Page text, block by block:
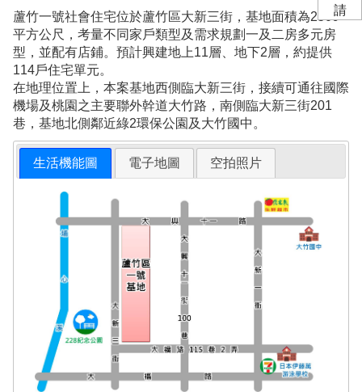
蘆竹一號社會住宅位於蘆竹區大新三街，基地面積為2509
平方公尺，考量不同家戶類型及需求規劃一及二房多元房
型，並配有店鋪。預計興建地上11層、地下2層，約提供
114戶住宅單元。
在地理位置上，本案基地西側臨大新三街，接續可通往國際
機場及桃園之主要聯外幹道大竹路，南側臨大新三街201
巷，基地北側鄰近綠2環保公園及大竹國中。
生活機能圖 電子地圖 空拍照片
請